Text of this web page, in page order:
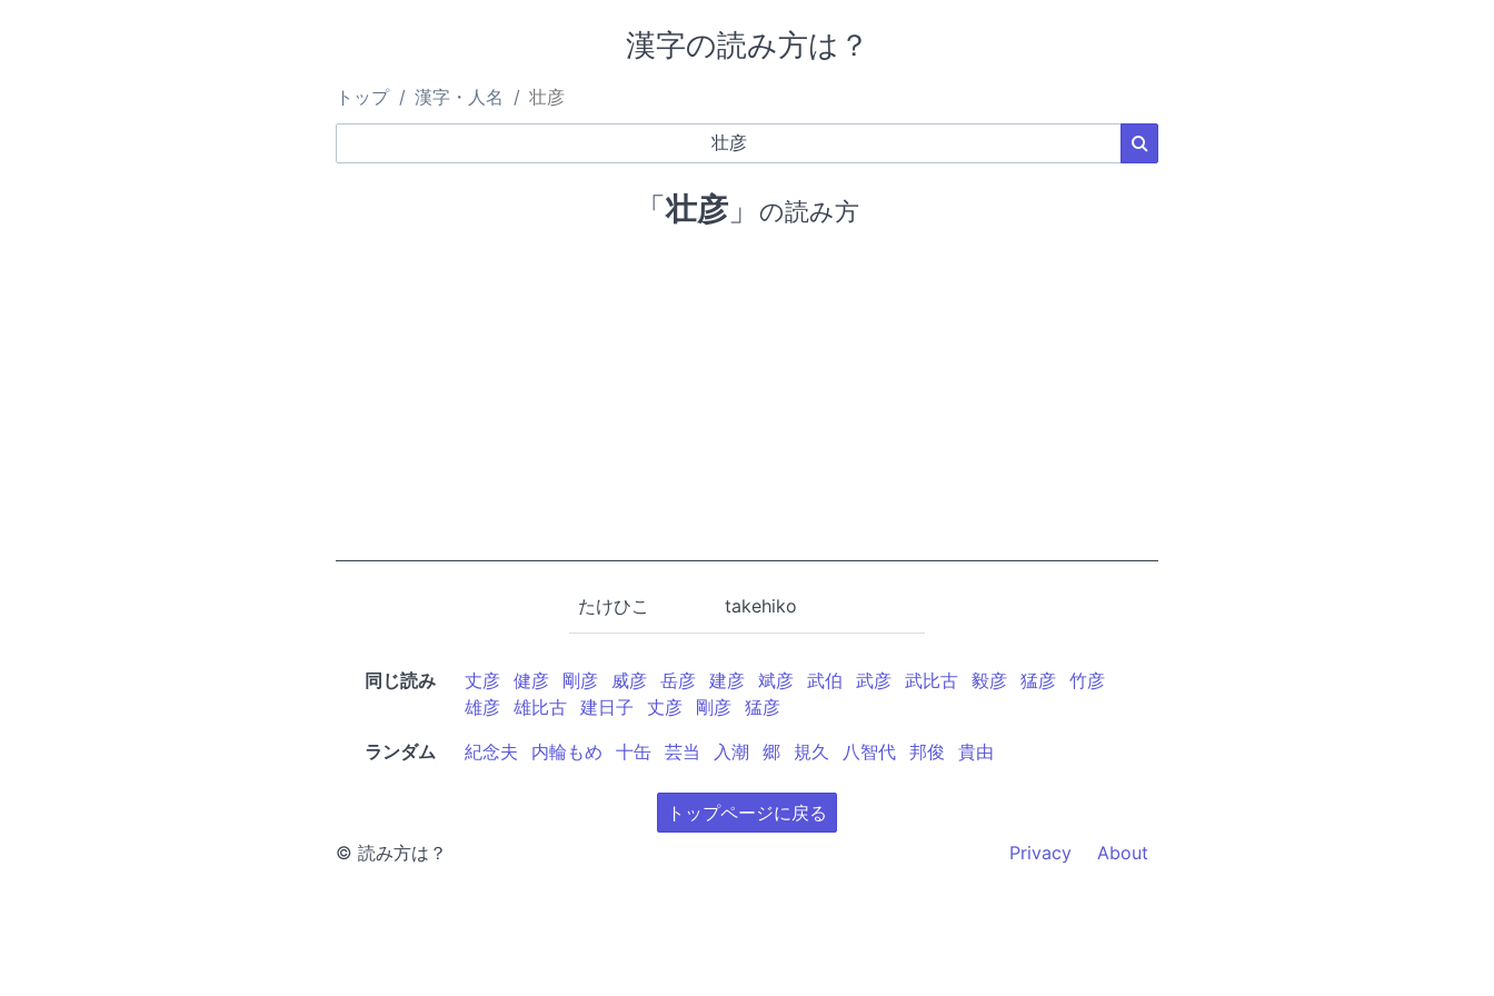
漢字の読み方は？
トップ 漢字・人名 壮彦
「壮彦 」 の読み方
たけひこ takehiko
同じ読み 丈彦 健彦 剛彦 威彦 岳彦 建彦 斌彦 武伯 武彦 武比古 毅彦 猛彦 竹彦
雄彦 雄比古 建日子 丈彦 剛彦 猛彦
ランダム
紀念夫 内輪もめ 十缶 芸当 入潮 郷 規久 八智代 邦俊 貴由
トップページに戻る
© 読み方は？
Privacy About